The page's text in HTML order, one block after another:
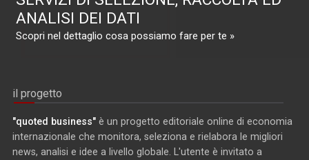
ANALISI DEI DATI
Scopri nel dettaglio cosa possiamo fare per te »
il progetto
"quoted business" è un progetto editoriale online di economia
internazionale che monitora, seleziona e rielabora le migliori
news, analisi e idee a livello globale. L'utente è invitato a